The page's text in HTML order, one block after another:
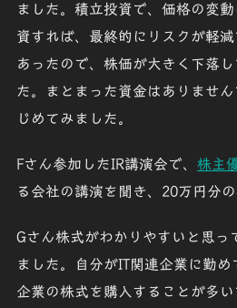
ました。積立投資で、価格の変
資すれば、最終的にリスクが軽
あったので、株価が大きく下落
た。まとまった資金はありませ
じめてみました。
Fさん参加したIR講演会で、 株主
る会社の講演を聞き、20万円分
Gさん株式がわかりやすいと思っ
ました。自分がIT関連企業に勤め
企業の株式を購入することが多い